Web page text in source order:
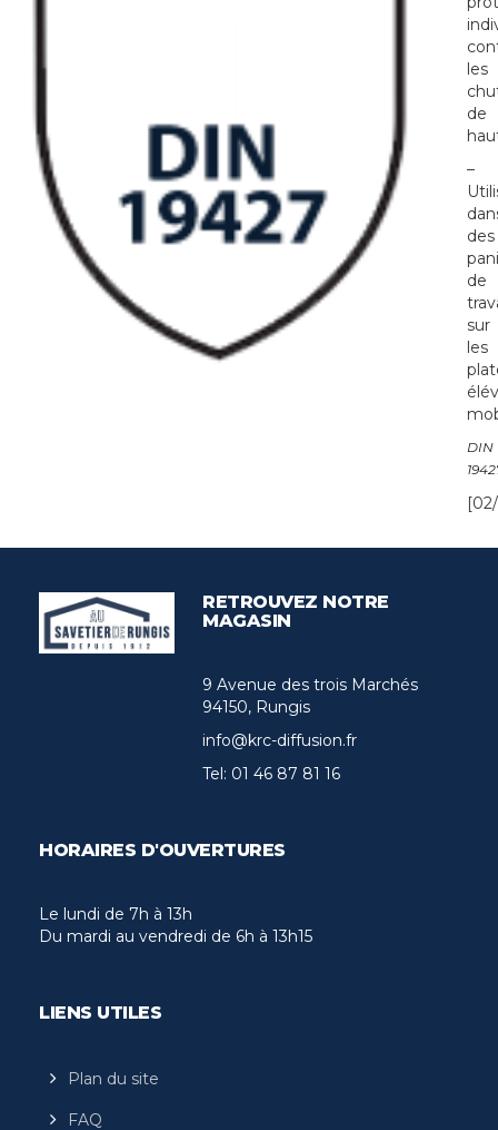
les
de
–
des
de
sur
les
DIN
RETROUVEZ NOTRE
MAGASIN
9 Avenue des trois Marchés
94150, Rungis
info@krc-diffusion.fr
Tel: 01 46 87 81 16
HORAIRES D'OUVERTURES
Le lundi de 7h à 13h
Du mardi au vendredi de 6h à 13h15
LIENS UTILES
Plan du site
FAQ